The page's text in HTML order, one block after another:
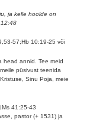
ja kelle hoolde on
12:48
57;Hb 10:19-25 või
head annid. Tee meid
püsivust teenida
Sinu Poja, meie
41:25-43
pastor (+ 1531) ja